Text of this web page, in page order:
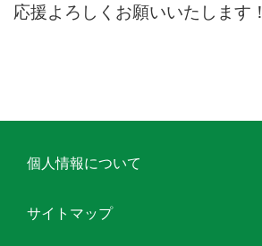
応援よろしくお願いいたします！
個人情報について
サイトマップ